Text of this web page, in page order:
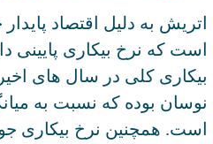
اتریش به دلیل اقتصاد
است که نرخ بیکاری پایینی
نوسان بوده که نسبت به